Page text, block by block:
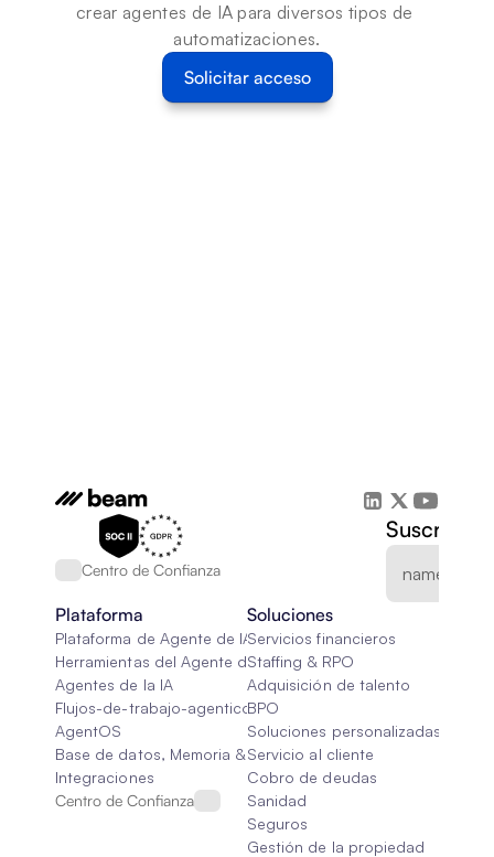
crear agentes de IA para diversos tipos de
automatizaciones.
Solicitar acceso
Centro de Confianza
Plataforma
Plataforma de Agente de IA
Herramientas del Agente de IA
Agentes de la IA
Flujos-de-trabajo-agenticos
AgentOS
Base de datos, Memoria & Trapo
Integraciones
Centro de Confianza
Soluciones
Servicios financieros
Staffing & RPO
Adquisición de talento
BPO
Soluciones personalizadas de IA
Servicio al cliente
Cobro de deudas
Sanidad
Seguros
Gestión de la propiedad